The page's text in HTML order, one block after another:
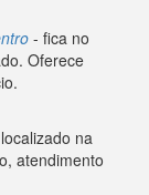
- fica no
Oferece
na
atendimento